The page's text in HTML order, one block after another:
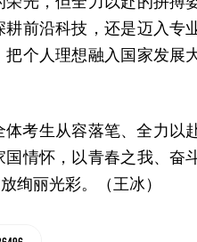
前沿科技，还是迈入专
个人理想融入国家发展
考生从容落笔、全力以
情怀，以青春之我、奋
绚丽光彩。（王冰）